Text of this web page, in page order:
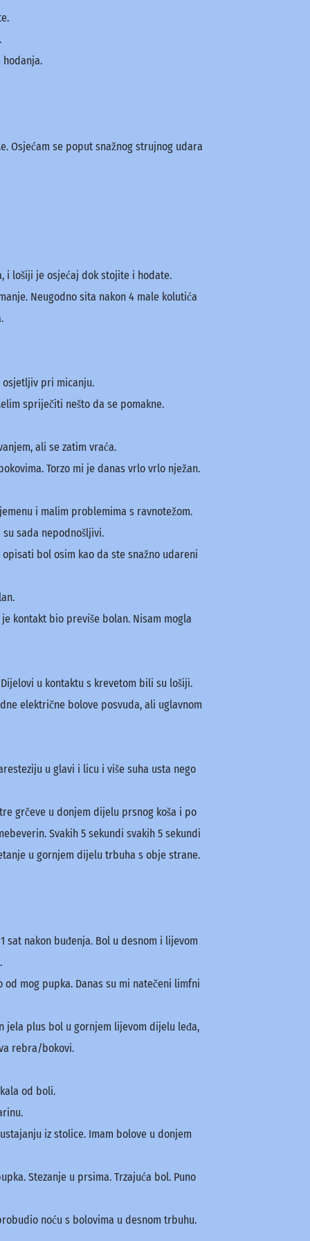
hodanja.
Osjećam se poput snažnog strujnog udara
i lošiji je osjećaj dok stojite i hodate.
Neugodno sita nakon 4 male kolutića
osjetljiv pri micanju.
spriječiti nešto da se pomakne.
ali se zatim vraća.
Torzo mi je danas vrlo vrlo nježan.
i malim problemima s ravnotežom.
su sada nepodnošljivi.
bol osim kao da ste snažno udareni
kontakt bio previše bolan. Nisam mogla
u kontaktu s krevetom bili su lošiji.
električne bolove posvuda, ali uglavnom
u glavi i licu i više suha usta nego
grčeve u donjem dijelu prsnog koša i po
Svakih 5 sekundi svakih 5 sekundi
u gornjem dijelu trbuha s obje strane.
nakon buđenja. Bol u desnom i lijevom
mog pupka. Danas su mi natečeni limfni
jela plus bol u gornjem lijevom dijelu leđa,
rebra/bokovi.
od boli.
iz stolice. Imam bolove u donjem
Stezanje u prsima. Trzajuća bol. Puno
noću s bolovima u desnom trbuhu.